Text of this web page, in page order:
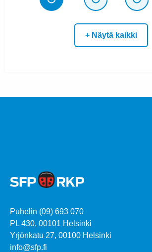
+ Näytä kaikki
Puhelin (09) 693 070
PL 430, 00101 Helsinki
Yrjönkatu 27, 00100 Helsinki
info@sfp.fi